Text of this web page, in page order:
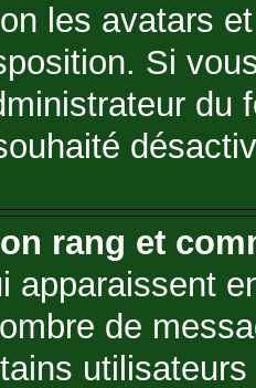
les avatars
Si
rang et
apparaissent
de